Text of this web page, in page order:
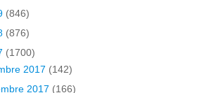
(846)
(876)
(1700)
2017 (142)
2017 (166)